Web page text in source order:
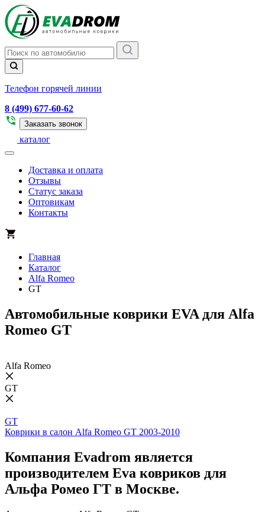
Телефон горячей линии
8 (499) 677-60-62
Заказать звонок
каталог
Доставка и оплата
Отзывы
Статус заказа
Оптовикам
Контакты
Главная
Каталог
Alfa Romeo
GT
Автомобильные коврики EVA для Alfa
Romeo GT
Alfa Romeo
GT
GT
Коврики в салон Alfa Romeo GT 2003-2010
Компания Evadrom является
производителем Eva ковриков для
Альфа Ромео ГТ в Москве.